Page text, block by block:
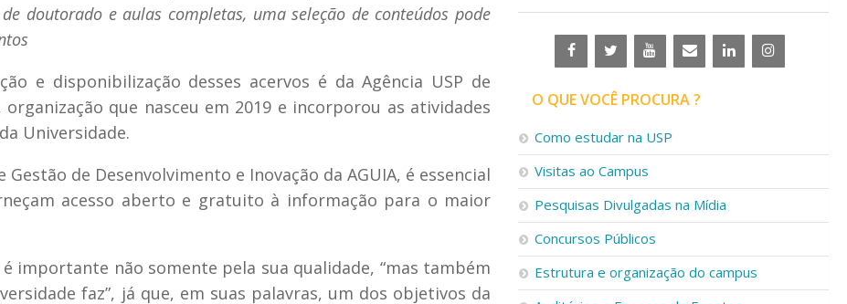
doutorado e aulas completas, uma seleção de conteúdos pode
e disponibilização desses acervos é da Agência USP de
organização que nasceu em 2019 e incorporou as atividades
Universidade.
de Desenvolvimento e Inovação da AGUIA, é essencial
acesso aberto e gratuito à informação para o maior
importante não somente pela sua qualidade, “mas também
faz”, já que, em suas palavras, um dos objetivos da
O QUE VOCÊ PROCURA ?
Como estudar na USP
Visitas ao Campus
Pesquisas Divulgadas na Mídia
Concursos Públicos
Estrutura e organização do campus